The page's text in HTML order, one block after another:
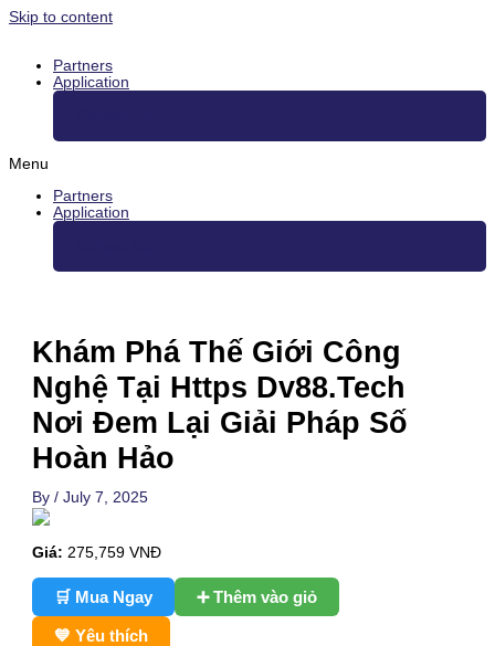
Skip to content
Partners
Application
Menu
Partners
Application
Khám Phá Thế Giới Công
Nghệ Tại Https Dv88.Tech
Nơi Đem Lại Giải Pháp Số
Hoàn Hảo
By/July 7, 2025
Giá: 275,759 VNĐ
🛒 Mua Ngay ➕ Thêm vào giỏ
💙 Yêu thích